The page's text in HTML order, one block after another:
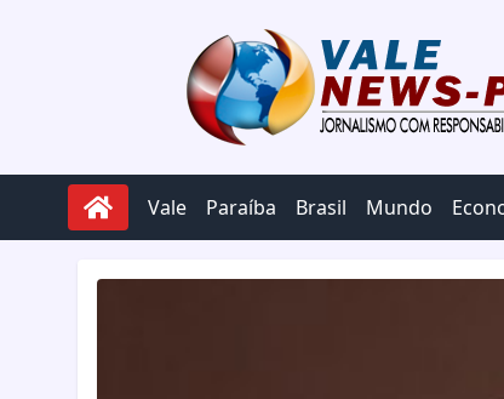
Vale Paraíba Brasil Mundo